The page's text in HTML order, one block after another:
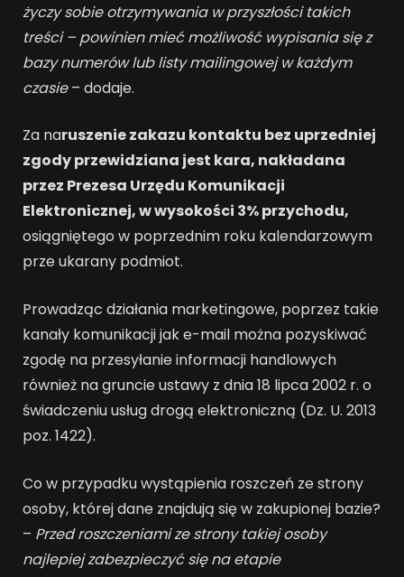
życzy sobie otrzymywania w przyszłości takich
treści – powinien mieć możliwość wypisania się z
bazy numerów lub listy mailingowej w każdym
czasie– dodaje.
Za naruszenie zakazu kontaktu bez uprzedniej
zgody przewidziana jest kara, nakładana
przez Prezesa Urzędu Komunikacji
Elektronicznej, w wysokości 3% przychodu,
osiągniętego w poprzednim roku kalendarzowym
prze ukarany podmiot.
Prowadząc działania marketingowe, poprzez takie
kanały komunikacji jak e-mail można pozyskiwać
zgodę na przesyłanie informacji handlowych
również na gruncie ustawy z dnia 18 lipca 2002 r. o
świadczeniu usług drogą elektroniczną (Dz. U. 2013
poz. 1422).
Co w przypadku wystąpienia roszczeń ze strony
osoby, której dane znajdują się w zakupionej bazie?
– Przed roszczeniami ze strony takiej osoby
najlepiej zabezpieczyć się na etapie